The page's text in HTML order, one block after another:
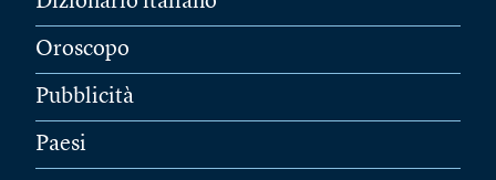
Oroscopo
Pubblicità
Paesi